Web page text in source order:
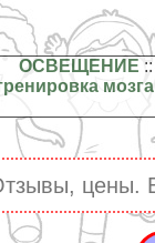
ОСВЕЩЕНИЕ ::
мозга